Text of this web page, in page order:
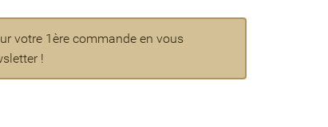
votre 1ère commande en vous
!